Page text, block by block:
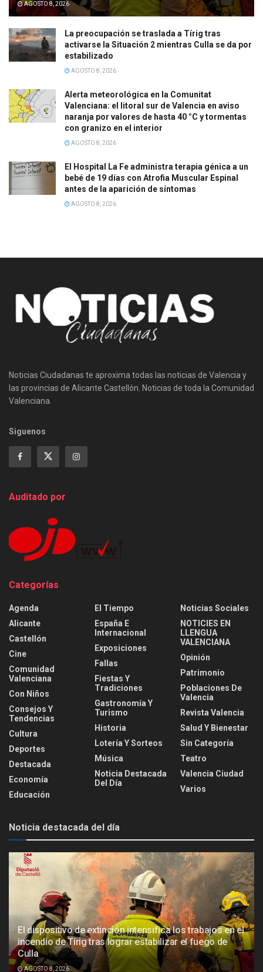
AGOSTO 8, 2026
La preocupación se traslada a Tírig tras
activarse la Situación 2 mientras Culla se da por
estabilizado
AGOSTO 8, 2026
Alerta meteorológica en la Comunitat
Valenciana: el litoral sur de Valencia en aviso
naranja por valores de hasta 40 °C y tormentas
con granizo en el interior
AGOSTO 8, 2026
El Hospital La Fe administra terapia génica a un
bebé de 19 días con Atrofia Muscular Espinal
antes de la aparición de síntomas
AGOSTO 8, 2026
Noticias Ciudadanas te aproxima todas las noticias de Valencia y
las provincias de Alicante Castellón. Noticias de toda la Comunidad
Valenciana.
Siguenos
Auditado por
Categorías
Agenda
Alicante
Castellón
Cine
Comunidad
Valenciana
Con Niños
Consejos Y
Tendencias
Cultura
Deportes
Destacada
Economía
Educación
El Tiempo
España E
Internacional
Exposiciones
Fallas
Fiestas Y
Tradiciones
Gastronomía Y
Turismo
Historia
Lotería Y Sorteos
Música
Noticia Destacada
Del Día
Noticias Sociales
NOTICIES EN
LLENGUA
VALENCIANA
Opinión
Patrimonio
Poblaciones De
Valencia
Revista Valencia
Salud Y Bienestar
Sin Categoría
Teatro
Valencia Ciudad
Varios
Noticia destacada del día
El dispositivo de extinción intensifica los trabajos en el
incendio de Tírig tras lograr estabilizar el fuego de
Culla
AGOSTO 8, 2026